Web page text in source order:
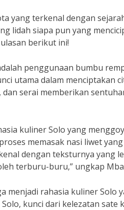
yang terkenal dengan
lidah siapa pun yang
berikut ini!
penggunaan bumbu
utama dalam menciptakan
serai memberikan
kuliner Solo yang
memasak nasi liwet
dengan teksturnya yang
terburu-buru,” ungkap
menjadi rahasia kuliner Solo
kunci dari kelezatan sate